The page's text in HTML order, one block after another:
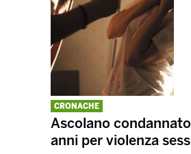
CRONACHE
Ascolano
anni per violenza